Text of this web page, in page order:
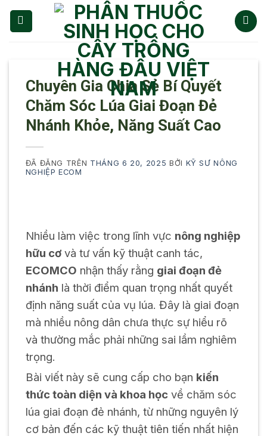
Chuyển
đến
Chuyên Gia Chia Sẻ Bí Quyết
Chăm Sóc Lúa Giai Đoạn Đẻ
Nhánh Khỏe, Năng Suất Cao
ĐÃ ĐĂNG TRÊN THÁNG 6 20, 2025 BỞI KỸ SƯ NÔNG
NGHIỆP ECOM
Nhiều làm việc trong lĩnh vực nông nghiệp
hữu cơvà tư vấn kỹ thuật canh tác,
ECOMCO nhận thấy rằng giai đoạn đẻ
nhánh là thời điểm quan trọng nhất quyết
định năng suất của vụ lúa. Đây là giai đoạn
mà nhiều nông dân chưa thực sự hiểu rõ
và thường mắc phải những sai lầm nghiêm
trọng.
Bài viết này sẽ cung cấp cho bạn kiến
thức toàn diện và khoa học về chăm sóc
lúa giai đoạn đẻ nhánh, từ những nguyên lý
cơ bản đến các kỹ thuật tiên tiến nhất hiện